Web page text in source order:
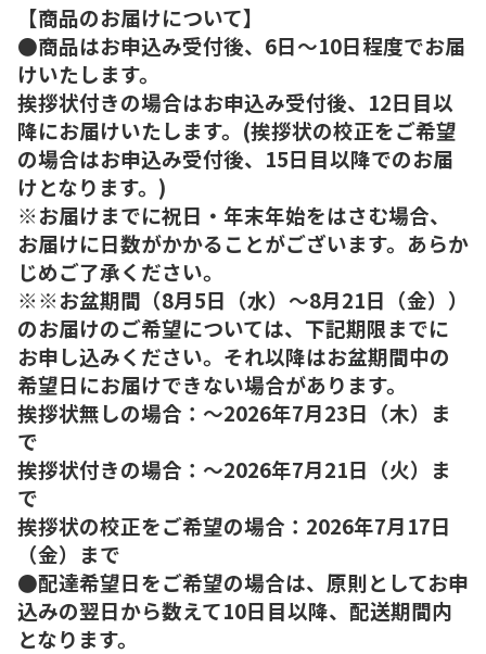
【商品のお届けについて】
●商品はお申込み受付後、6日～10日程度でお届
けいたします。
挨拶状付きの場合はお申込み受付後、12日目以
降にお届けいたします。(挨拶状の校正をご希望
の場合はお申込み受付後、15日目以降でのお届
けとなります。)
※お届けまでに祝日・年末年始をはさむ場合、
お届けに日数がかかることがございます。あらか
じめご了承ください。
※※お盆期間（8月5日（水）～8月21日（金））
のお届けのご希望については、下記期限までに
お申し込みください。それ以降はお盆期間中の
希望日にお届けできない場合があります。
挨拶状無しの場合：～2026年7月23日（木）ま
で
挨拶状付きの場合：～2026年7月21日（火）ま
で
挨拶状の校正をご希望の場合：2026年7月17日
（金）まで
●配達希望日をご希望の場合は、原則としてお申
込みの翌日から数えて10日目以降、配送期間内
となります。